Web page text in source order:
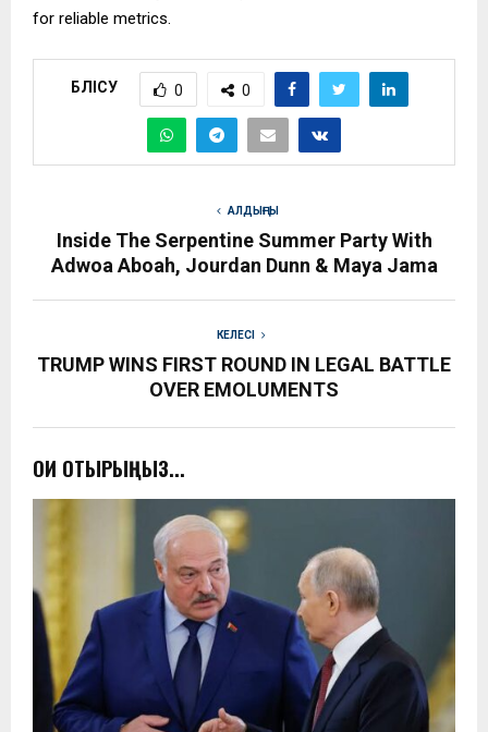
for reliable metrics.
БӨЛІСУ 0 0
АЛДЫҢҒЫ
Inside The Serpentine Summer Party With
Adwoa Aboah, Jourdan Dunn & Maya Jama
КЕЛЕСІ
TRUMP WINS FIRST ROUND IN LEGAL BATTLE
OVER EMOLUMENTS
ОҚИ ОТЫРЫҢЫЗ...